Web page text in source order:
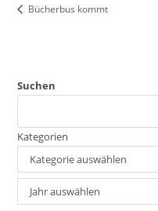
Bücherbus kommt
Suchen
Kategorien
Kategorie auswählen
Archiv
Jahr auswählen